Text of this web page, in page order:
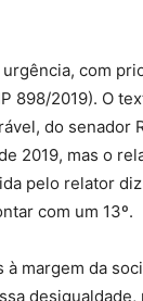
com
898/2019). O
do senador
2019, mas o
pelo relator
com um 13º.
margem da